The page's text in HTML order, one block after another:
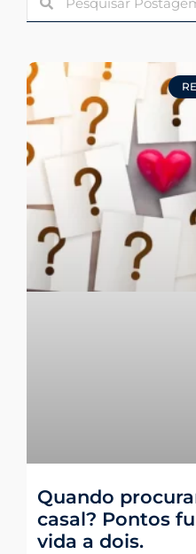
Quando
casal? Pontos
vida a dois.